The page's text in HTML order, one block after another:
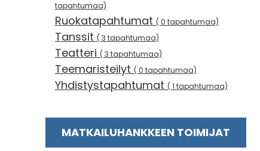
tapahtumaa)
Ruokatapahtumat ( 0 tapahtumaa)
Tanssit ( 3 tapahtumaa)
Teatteri ( 3 tapahtumaa)
Teemaristeilyt ( 0 tapahtumaa)
Yhdistystapahtumat ( 1 tapahtumaa)
MATKAILUHANKKEEN TOIMIJAT